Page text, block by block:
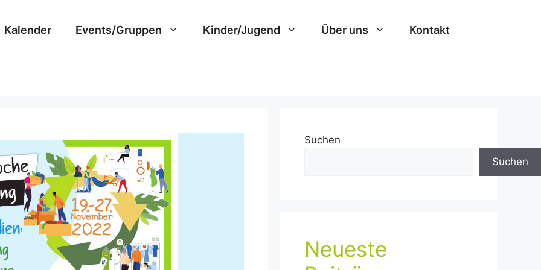
Kalender Events/Gruppen Kinder/Jugend Über uns Kontakt
Suchen
Suchen
Neueste